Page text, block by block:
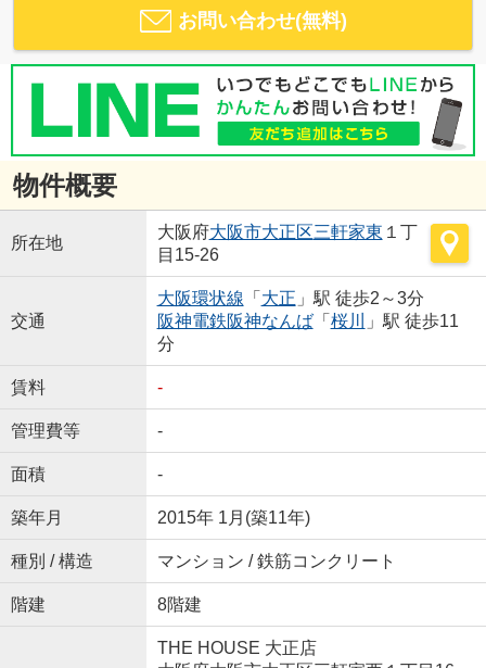
お問い合わせ(無料)
物件概要
所在地
大阪府大阪市大正区三軒家東 １丁
目15-26
交通
大阪環状線 「 大正 」駅 徒歩2～3分
阪神電鉄阪神なんば「 桜川
」駅 徒歩11
分
賃料 -
管理費等 -
面積 -
築年月 2015年 1月(築11年)
種別 / 構造 マンション / 鉄筋コンクリート
階建 8階建
THE HOUSE 大正店